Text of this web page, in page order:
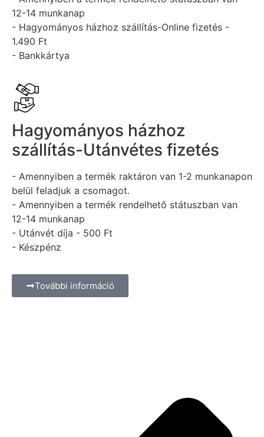
12-14 munkanap
- Hagyományos házhoz szállítás-Online fizetés -
1.490 Ft
- Bankkártya
Hagyományos házhoz
szállítás-Utánvétes fizetés
- Amennyiben a termék raktáron van 1-2 munkanapon
belül feladjuk a csomagot.
- Amennyiben a termék rendelhető státuszban van
12-14 munkanap
- Utánvét díja - 500 Ft
- Készpénz
További információ